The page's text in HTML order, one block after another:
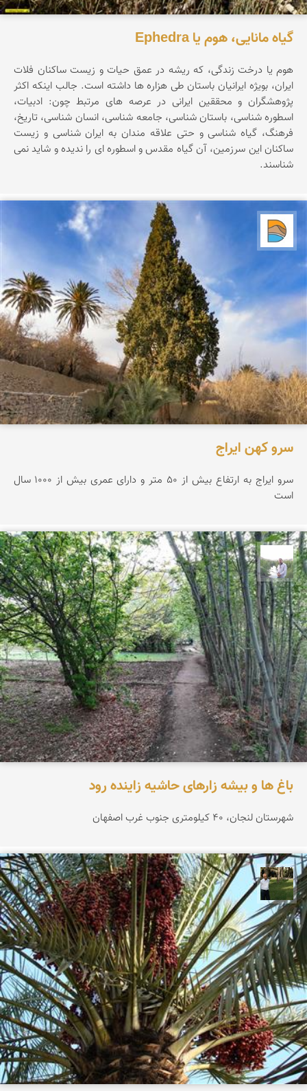
گیاه مانایی، هوم یا Ephedra
هوم یا درخت زندگی، که ریشه در عمق حیات و زیست ساکنان فلات
ایران، بویژه ایرانیان باستان طی هزاره ها داشته است. جالب اینکه اکثر
پژوهشگران و محققین ایرانی در عرصه های مرتبط چون: ادبیات،
اسطوره شناسی، باستان شناسی، جامعه شناسی، انسان شناسی، تاریخ،
فرهنگ، گیاه شناسی و حتی علاقه مندان به ایران شناسی و زیست
ساکنان این سرزمین، آن گیاه مقدس و اسطوره ای را ندیده و شاید نمی
شناسند.
سرو کهن ایراج
سرو ایراج به ارتفاع بیش از ۵۰ متر و دارای عمری بیش از ۱۰۰۰ سال
است
مهرداد زینلیان
باغ ها و بیشه زارهای حاشیه زاینده رود
شهرستان لنجان، 40 کیلومتری جنوب غرب اصفهان
عبدل شعبانی